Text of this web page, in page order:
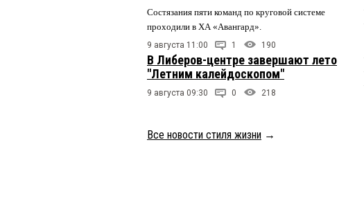
Состязания пяти команд по круговой системе
проходили в ХА «Авангард».
9 августа 11:00 1 190
В Либеров-центре завершают лето
"Летним калейдоскопом"
9 августа 09:30 0 218
Все новости стиля жизни →